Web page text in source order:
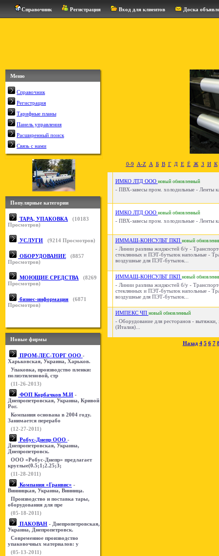
Справочник Регистрация Вход для клиентов Доска
Меню
Справочник
Регистрация
Тарифные планы
Панель управления
Расширенный поиск
Связь с нами
Популярные категории
ТАРА, УПАКОВКА (10183
Просмотров)
УСЛУГИ (9214 Просмотров)
ОБОРУДОВАНИЕ (8857
Просмотров)
МОЮЩИЕ СРЕДСТВА (8269
Просмотров)
бизнес-информация (6871
Просмотров)
Новые фирмы
ПРОМ-ЛЕС-ТОРГ ООО -
Харьковская, Украина, Харьков.
Упаковка, производство пленки:
полиэтиленовой, стр
(11-26-2013)
ФОП Корбачков М.И -
Днепропетровская, Украина, Кривой
Рог.
Компания основана в 2004 году.
Занимается перерабо
(12-27-2011)
Робус-Днепр ООО -
Днепропетровская, Украина,
Днепропетровск.
ООО «Робус-Днепр» предлагает
круглые(0.5;1;2.25;3;
(11-28-2011)
Компания «Гранвис» -
Винницкая, Украина, Винница.
Производство и поставка тары,
оборудования для пре
(05-18-2011)
ПАКОВАН - Днепропетровская,
Украина, Днепропетровск.
Современное производство
упаковочных материалов: у
(05-13-2011)
0-9 A-Z А Б В Г Д Е Ё Ж З И К
ИМКО ЛТД ООО новый обновленный
- ПВХ-завесы пром. холодильные - Ленты
ИМКО ЛТД ООО новый обновленный
- ПВХ-завесы пром. холодильные - Ленты
ИММАШ-КОНСУЛЬТ ПКП новый
- Линии разлива жидкостей б/у -
стеклянных и ПЭТ-бутылок напольные -
воздушные для ПЭТ-бутылок...
ИММАШ-КОНСУЛЬТ ПКП новый
- Линии разлива жидкостей б/у -
стеклянных и ПЭТ-бутылок напольные -
воздушные для ПЭТ-бутылок...
ИМПЕКС ЧП новый обновленный
- Оборудование для ресторанов - вытяжки,
(Италия)...
Назад 4 5 6 7